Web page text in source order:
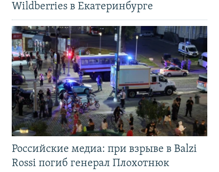
Wildberries в Екатеринбурге
Российские медиа: при взрыве в Balzi
Rossi погиб генерал Плохотнюк